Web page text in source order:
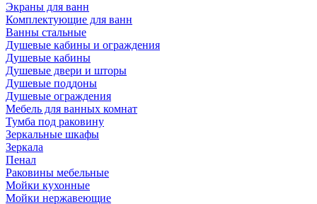
Экраны для ванн
Комплектующие для ванн
Ванны стальные
Душевые кабины и ограждения
Душевые кабины
Душевые двери и шторы
Душевые поддоны
Душевые ограждения
Мебель для ванных комнат
Тумба под раковину
Зеркальные шкафы
Зеркала
Пенал
Раковины мебельные
Мойки кухонные
Мойки нержавеющие